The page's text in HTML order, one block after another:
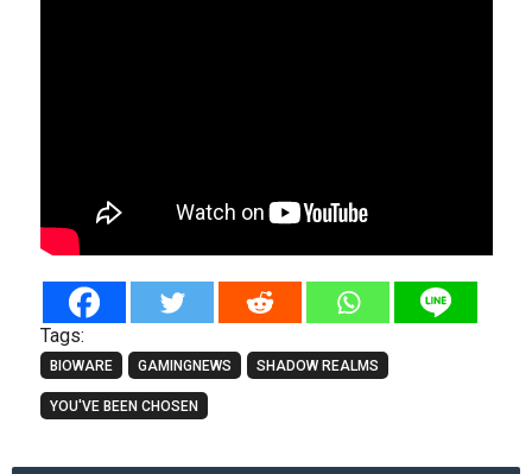
Tags:
BIOWARE GAMINGNEWS SHADOW REALMS
YOU'VE BEEN CHOSEN